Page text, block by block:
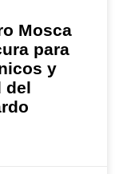
Mosca
para
y
del